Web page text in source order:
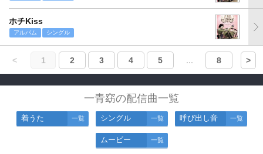
ホチKiss
アルバム シングル
< 1 2 3 4 5 ... 8 >
一青窈の配信曲一覧
着うた 一覧 シングル 一覧 呼び出し音 一覧
ムービー 一覧